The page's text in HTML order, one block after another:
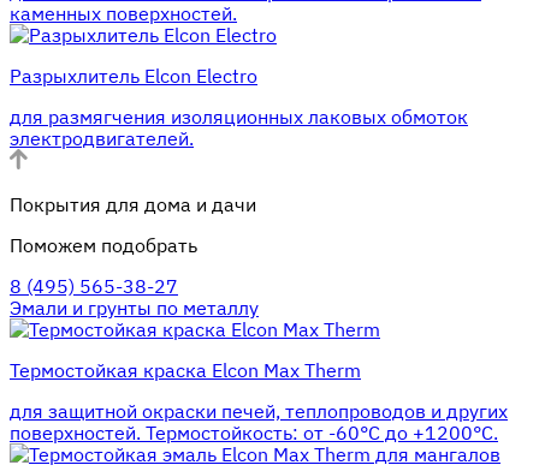
каменных поверхностей.
Разрыхлитель Elcon Electro
для размягчения изоляционных лаковых обмоток
электродвигателей.
Покрытия для дома и дачи
Поможем подобрать
8 (495) 565-38-27
Эмали и грунты по металлу
Термостойкая краска Elcon Max Therm
для защитной окраски печей, теплопроводов и других
поверхностей. Термостойкость: от -60°С до +1200°С.